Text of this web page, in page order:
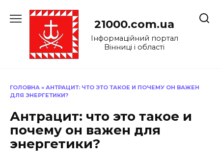
до
21000.com.ua
Інформаційний портал
Вінниці і області
ГОЛОВНА » АНТРАЦИТ: ЧТО ЭТО ТАКОЕ И ПОЧЕМУ ОН ВАЖЕН
ДЛЯ ЭНЕРГЕТИКИ?
Антрацит: что это такое и
почему он важен для
энергетики?